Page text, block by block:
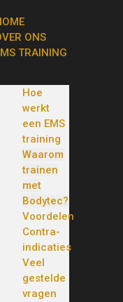
ONS
TRAINING
Hoe
werkt
een EMS
training
Waarom
trainen
met
Bodytec?
Voordelen
Contra-
indicaties
Veel
gestelde
vragen